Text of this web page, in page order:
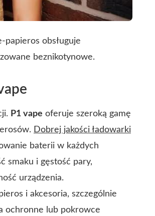
papieros obsługuje
beznikotynowe.
P1 vape oferuje szeroką gamę
Dobrej jakości ładowarki
baterii w każdych
smaku i gęstość pary,
urządzenia.
i akcesoria, szczególnie
ochronne lub pokrowce